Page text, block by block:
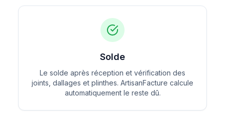
Solde
Le solde après réception et vérification des
joints, dallages et plinthes. ArtisanFacture calcule
automatiquement le reste dû.